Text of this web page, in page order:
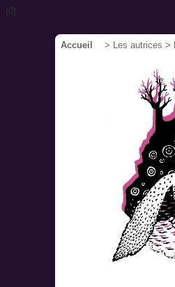
(0)
Accueil > Les autrices >